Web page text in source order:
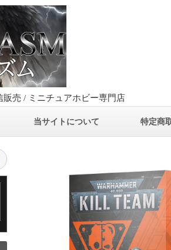
売 / ミニチュアホビー専門店
当サイトについて 特定商